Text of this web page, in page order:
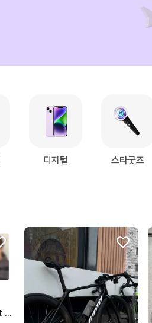
디지털 스타굿즈
스트레이키즈 스키즈 run it 뮤코 일반반 분철 앨범